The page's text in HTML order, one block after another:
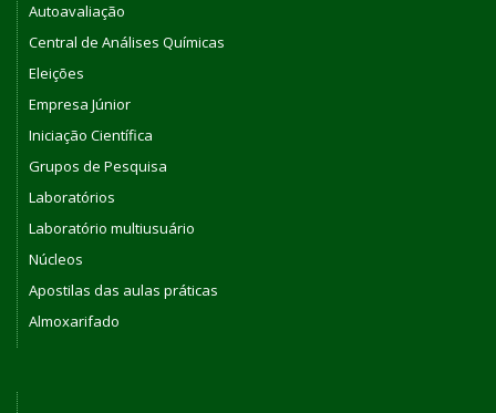
Autoavaliação
Central de Análises Químicas
Eleições
Empresa Júnior
Iniciação Científica
Grupos de Pesquisa
Laboratórios
Laboratório multiusuário
Núcleos
Apostilas das aulas práticas
Almoxarifado